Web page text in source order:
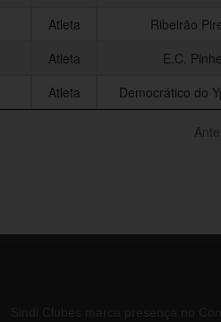
Atleta Ribeirão
Atleta E.C.
Atleta Democrático do